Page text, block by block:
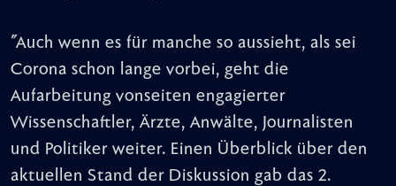
"Auch wenn es für manche so aussieht, als sei
Corona schon lange vorbei, geht die
Aufarbeitung vonseiten engagierter
Wissenschaftler, Ärzte, Anwälte, Journalisten
und Politiker weiter. Einen Überblick über den
aktuellen Stand der Diskussion gab das 2.